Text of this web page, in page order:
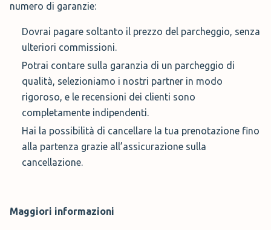
numero di garanzie:
Dovrai pagare soltanto il prezzo del parcheggio, senza
ulteriori commissioni.
Potrai contare sulla garanzia di un parcheggio di
qualità, selezioniamo i nostri partner in modo
rigoroso, e le recensioni dei clienti sono
completamente indipendenti.
Hai la possibilità di cancellare la tua prenotazione fino
alla partenza grazie all’assicurazione sulla
cancellazione.
Maggiori informazioni